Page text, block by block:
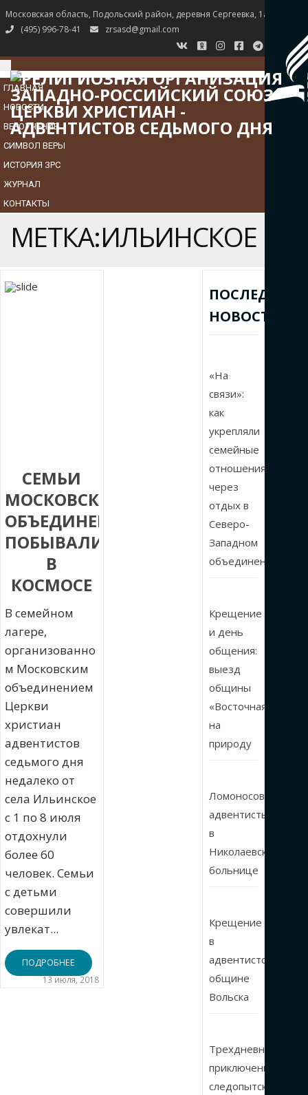
Московская область, Подольский район, деревня Сергеевка, 1а
(495) 996-78-41
zrsasd@gmail.com
TOGGLE
NAVIGATION
ГЛАВНАЯ
НОВОСТИ
ВЕРОУЧЕНИЕ
СИМВОЛ ВЕРЫ
ИСТОРИЯ ЗРС
ЖУРНАЛ
КОНТАКТЫ
МЕТКА:ИЛЬИНСКОЕ
СЕМЬИ
МОСКОВСКОГО
ОБЪЕДИНЕНИЯ
ПОБЫВАЛИ
В
КОСМОСЕ
В семейном
лагере,
организованно
м Московским
объединением
Церкви
христиан
адвентистов
седьмого дня
недалеко от
села Ильинское
с 1 по 8 июля
отдохнули
более 60
человек. Семьи
с детьми
совершили
увлекат...
ПОДРОБНЕЕ
13 июля, 2018
ПОСЛЕДНИЕ
НОВОСТИ
«На
связи»:
как
укрепляли
семейные
отношения
через
отдых в
Северо-
Западном
объединении
Крещение
и день
общения:
выезд
общины
«Восточная»
на
природу
Ломоносовские
адвентисты
в
Николаевской
больнице
Крещение
в
адвентистской
общине
Вольска
Трехдневные
приключения
следопытского